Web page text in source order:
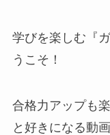
学びを楽しむ『
うこそ！
合格力アップも
と好きになる動